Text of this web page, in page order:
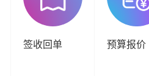
签收回单 预算报价